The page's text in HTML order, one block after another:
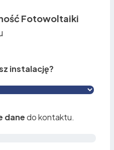
Fotowoltaiki
instalację?
danedo kontaktu.